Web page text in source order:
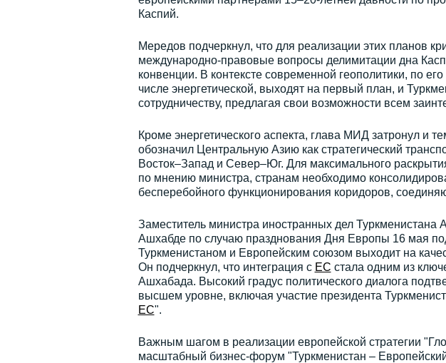
Каспий.
Мередов подчеркнул, что для реализации этих планов
международно-правовые вопросы делимитации дна
конвенции. В контексте современной геополитики, по
числе энергетической, выходят на первый план, и
сотрудничеству, предлагая свои возможности всем
Кроме энергетического аспекта, глава МИД затронул и
обозначил Центральную Азию как стратегический
Восток–Запад и Север–Юг. Для максимального
по мнению министра, странам необходимо
бесперебойного функционирования коридоров,
Заместитель министра иностранных дел Туркменистана
Ашхабде по случаю празднования Дня Европы 16 мая
Туркменистаном и Европейским союзом выходит на
Он подчеркнул, что интеграция с ЕС стала одним из
Ашхабада. Высокий градус политического диалога
высшем уровне, включая участие президента
ЕС".
Важным шагом в реализации европейской стратегии
масштабный бизнес-форум "Туркменистан –